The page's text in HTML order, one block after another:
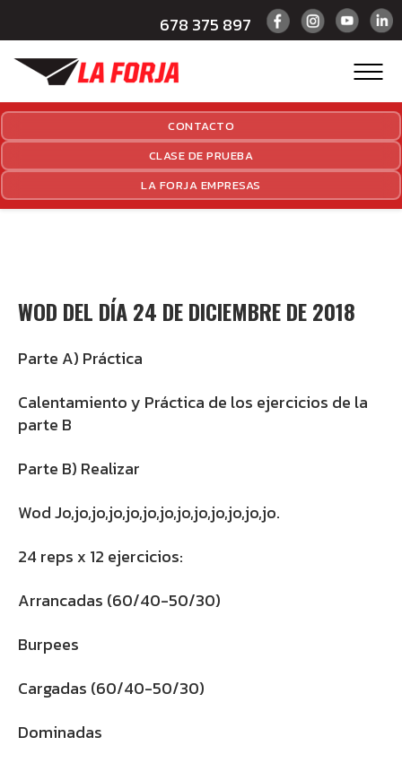
678 375 897
CONTACTO
CLASE DE PRUEBA
LA FORJA EMPRESAS
WOD DEL DÍA 24 DE DICIEMBRE DE 2018
Parte A) Práctica
Calentamiento y Práctica de los ejercicios de la
parte B
Parte B) Realizar
Wod Jo,jo,jo,jo,jo,jo,jo,jo,jo,jo,jo,jo,jo.
24 reps x 12 ejercicios:
Arrancadas (60/40-50/30)
Burpees
Cargadas (60/40-50/30)
Dominadas